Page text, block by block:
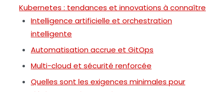
Kubernetes : tendances et innovations à connaître
Intelligence artificielle et orchestration
intelligente
Automatisation accrue et GitOps
Multi-cloud et sécurité renforcée
Quelles sont les exigences minimales pour